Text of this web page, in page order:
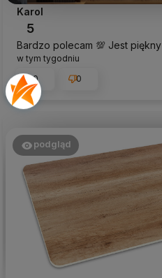
Karol
5
Bardzo polecam 💯 Jest piękny
w tym tygodniu
0
0
podgląd